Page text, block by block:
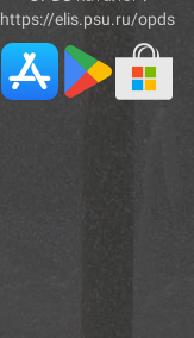
https://elis.psu.ru/opds